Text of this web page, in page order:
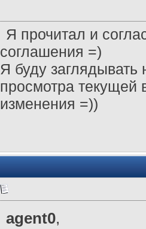
Я прочитал и
соглашения =)
Я буду
просмотра текущей
изменения =))
agent0,